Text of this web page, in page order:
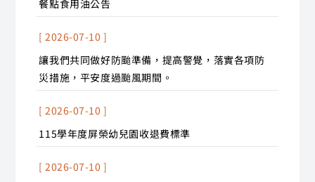
餐點食用油公告
[ 2026-07-10 ]
讓我們共同做好防颱準備，提高警覺，落實各項防
災措施，平安度過颱風期間。
[ 2026-07-10 ]
115學年度屏榮幼兒園收退費標準
[ 2026-07-10 ]